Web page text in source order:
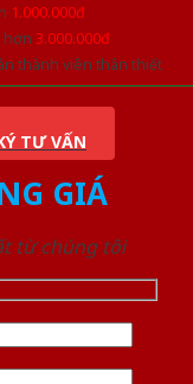
1.000.000đ
hơn 3.000.000đ
thành viên thân thiết
TƯ VẤN
GIÁ
từ chúng tôi